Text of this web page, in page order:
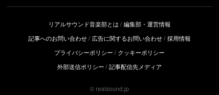
リアルサウンド音楽部とは
編集部・運営情報
記事へのお問い合わせ
広告に関するお問い合わせ 採用情報
プライバシーポリシー
クッキーポリシー
外部送信ポリシー
記事配信先メディア
© realsound.jp